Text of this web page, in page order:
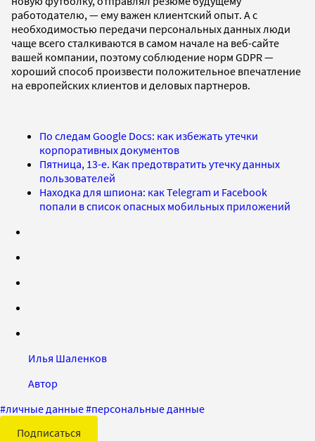
работодателю, — ему важен клиентский опыт. А с
необходимостью передачи персональных данных люди
чаще всего сталкиваются в самом начале на веб-сайте
вашей компании, поэтому соблюдение норм GDPR —
хороший способ произвести положительное впечатление
на европейских клиентов и деловых партнеров.
По следам Google Docs: как избежать утечки
корпоративных документов
Пятница, 13-е. Как предотвратить утечку данных
пользователей
Находка для шпиона: как Telegram и Facebook
попали в список опасных мобильных приложений
Илья Шаленков
Автор
#личные данные#персональные данные
Подписаться